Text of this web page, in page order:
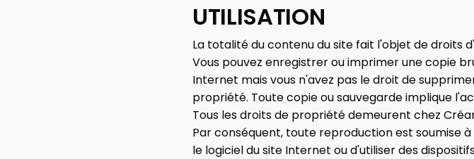
UTILISATION
La totalité du contenu du site fait l'objet de droits
Vous pouvez enregistrer ou imprimer une copie
Internet mais vous n'avez pas le droit de
propriété. Toute copie ou sauvegarde implique
Tous les droits de propriété demeurent chez
Par conséquent, toute reproduction est soumise
le logiciel du site Internet ou d'utiliser des